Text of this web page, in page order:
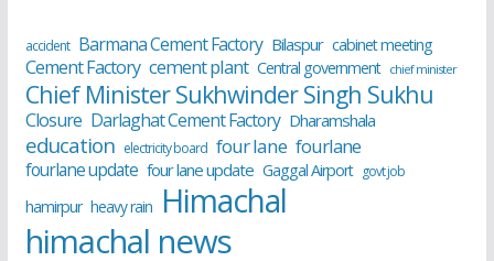
accident Barmana Cement Factory Bilaspur cabinet meeting
Cement Factory cement plant Central government chief minister
Chief Minister Sukhwinder Singh Sukhu
Closure Darlaghat Cement Factory Dharamshala
education electricity board four lane fourlane
fourlane update four lane update Gaggal Airport govt job
hamirpur heavy rain Himachal
himachal news